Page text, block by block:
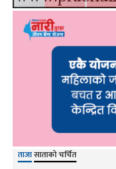
ताजासाताको चर्चित